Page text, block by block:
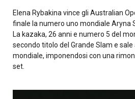
Elena Rybakina vince gli Australian
finale la numero uno mondiale Aryna
La kazaka, 26 anni e numero 5 del
secondo titolo del Grande Slam e
mondiale, imponendosi con una
set.